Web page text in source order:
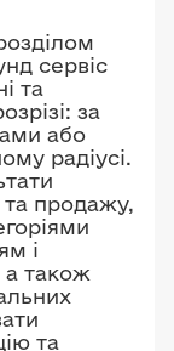
сервіс
та
за
або
радіусі.
та продажу,
і
а також
та